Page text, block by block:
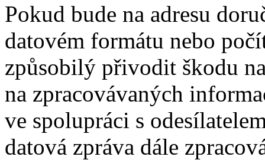
Pokud bude na adresu
datovém formátu nebo
způsobilý přivodit škodu
na zpracovávaných
ve spolupráci s
datová zpráva dále